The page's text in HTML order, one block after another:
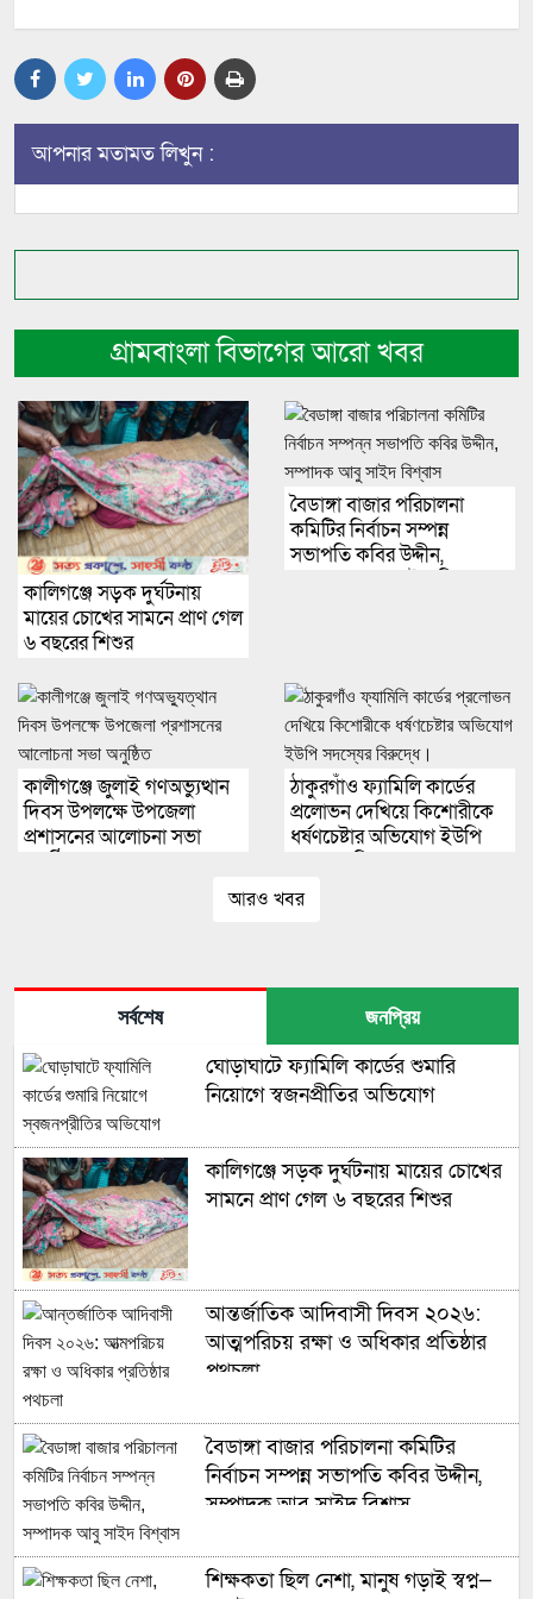
আপনার মতামত লিখুন :
গ্রামবাংলা বিভাগের আরো খবর
কালিগঞ্জে সড়ক দুর্ঘটনায়
মায়ের চোখের সামনে প্রাণ গেল
৬ বছরের শিশুর
বৈডাঙ্গা বাজার পরিচালনা
কমিটির নির্বাচন সম্পন্ন
সভাপতি কবির উদ্দীন,
কালীগঞ্জে জুলাই গণঅভ্যুত্থান
দিবস উপলক্ষে উপজেলা
প্রশাসনের আলোচনা সভা
ঠাকুরগাঁও ফ্যামিলি কার্ডের
প্রলোভন দেখিয়ে কিশোরীকে
ধর্ষণচেষ্টার অভিযোগ ইউপি
আরও খবর
সর্বশেষ জনপ্রিয়
ঘোড়াঘাটে ফ্যামিলি কার্ডের শুমারি
নিয়োগে স্বজনপ্রীতির অভিযোগ
কালিগঞ্জে সড়ক দুর্ঘটনায় মায়ের চোখের
সামনে প্রাণ গেল ৬ বছরের শিশুর
আন্তর্জাতিক আদিবাসী দিবস ২০২৬:
আত্মপরিচয় রক্ষা ও অধিকার প্রতিষ্ঠার
পথচলা
বৈডাঙ্গা বাজার পরিচালনা কমিটির
নির্বাচন সম্পন্ন সভাপতি কবির উদ্দীন,
সম্পাদক আবু সাইদ বিশ্বাস
শিক্ষকতা ছিল নেশা, মানুষ গড়াই স্বপ্ন—